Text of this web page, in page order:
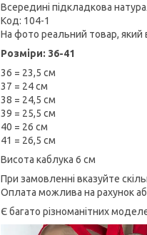
Всередині підкладкова
Код: 104-1
На фото реальний товар, який
Розміри: 36-41
36 = 23,5 см
37 = 24 см
38 = 24,5 см
39 = 25,5 см
40 = 26 см
41 = 26,5 см
Висота каблука 6 см
При замовленні вказуйте
Оплата можлива на рахунок
Є багато різноманітних